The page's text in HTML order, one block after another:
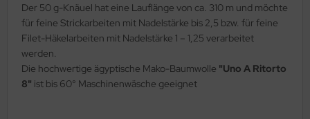
Der 50 g-Knäuel hat eine Lauflänge von ca. 310 m und möchte
für feine Strickarbeiten mit Nadelstärke bis 2,5 bzw. für feine
Filet-Häkelarbeiten mit Nadelstärke 1 – 1,25 verarbeitet
werden.
Die hochwertige ägyptische Mako-Baumwolle "Uno A Ritorto
8" ist bis 60° Maschinenwäsche geeignet